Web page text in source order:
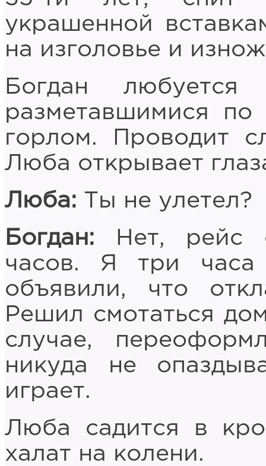
украшенной
на изголовье и
Богдан
разметавшимися
горлом. Проводит
Люба открывает
Люба: Ты не улетел?
Богдан: Нет, рейс
часов. Я три часа
объявили, что
Решил смотаться
случае,
никуда не
играет.
Люба садится в
халат на колени.